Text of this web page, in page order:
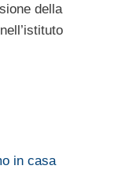
della
in casa